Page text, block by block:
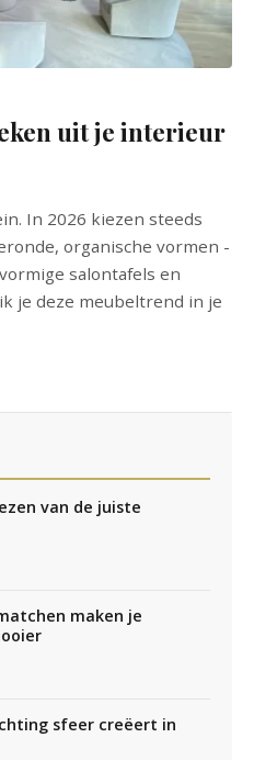
uit je interieur
In 2026 kiezen steeds
organische vormen -
salontafels en
je deze meubeltrend in je
van de juiste
maken je
sfeer creëert in